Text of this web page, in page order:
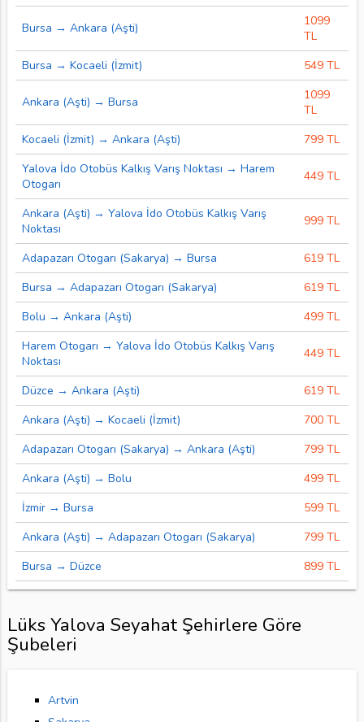
Bursa → Ankara (Aşti)
1099
TL
Bursa → Kocaeli (İzmit)
549 TL
Ankara (Aşti) → Bursa
1099
TL
Kocaeli (İzmit) → Ankara (Aşti)
799 TL
Yalova İdo Otobüs Kalkış Varış Noktası → Harem
Otogarı
449 TL
Ankara (Aşti) → Yalova İdo Otobüs Kalkış Varış
Noktası
999 TL
Adapazarı Otogarı (Sakarya) → Bursa
619 TL
Bursa → Adapazarı Otogarı (Sakarya)
619 TL
Bolu → Ankara (Aşti)
499 TL
Harem Otogarı → Yalova İdo Otobüs Kalkış Varış
Noktası
449 TL
Düzce → Ankara (Aşti)
619 TL
Ankara (Aşti) → Kocaeli (İzmit)
700 TL
Adapazarı Otogarı (Sakarya) → Ankara (Aşti)
799 TL
Ankara (Aşti) → Bolu
499 TL
İzmir → Bursa
599 TL
Ankara (Aşti) → Adapazarı Otogarı (Sakarya)
799 TL
Bursa → Düzce
899 TL
Lüks Yalova Seyahat Şehirlere Göre
Şubeleri
Artvin